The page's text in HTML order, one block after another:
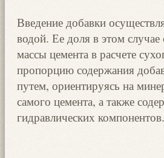
Введение добавки
водой. Ее доля в этом
массы цемента в расчете
пропорцию содержания
путем, ориентируясь на
самого цемента, а также
гидравлических компонентов.